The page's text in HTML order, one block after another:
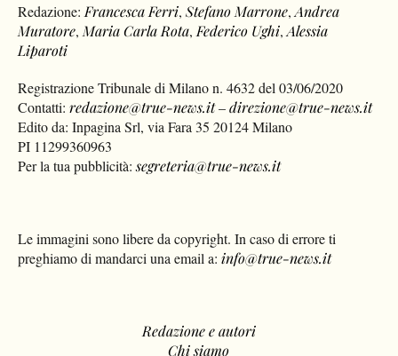
Redazione: Francesca Ferri,Stefano Marrone,Andrea
Muratore, Maria Carla Rota, Federico Ughi,Alessia
Liparoti
Registrazione Tribunale di Milano n. 4632 del 03/06/2020
Contatti:redazione@true-news.it–direzione@true-news.it
Edito da: Inpagina Srl, via Fara 35 20124 Milano
PI 11299360963
Per la tua pubblicità:segreteria@true-news.it
Le immagini sono libere da copyright. In caso di errore ti
preghiamo di mandarci una email a: info@true-news.it
Redazione e autori
Chi siamo